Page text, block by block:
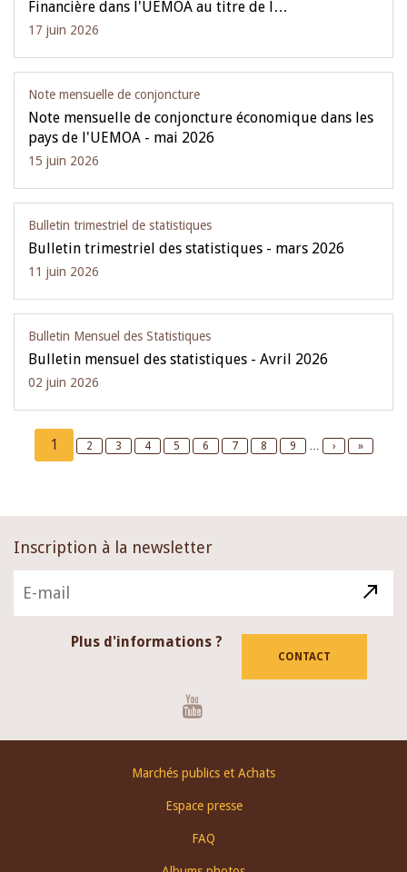
Financière dans l'UEMOA au titre de l…
17 juin 2026
Note mensuelle de conjoncture
Note mensuelle de conjoncture économique dans les
pays de l'UEMOA - mai 2026
15 juin 2026
Bulletin trimestriel de statistiques
Bulletin trimestriel des statistiques - mars 2026
11 juin 2026
Bulletin Mensuel des Statistiques
Bulletin mensuel des statistiques - Avril 2026
02 juin 2026
Pagination
Current
page
1 Page
2 Page
3 Page
4 Page
5 Page
6 Page
7 Page
8 Page
9 …
Next
›
Last
»
Inscription à la newsletter
Plus d'informations ?
CONTACT
Marchés publics et Achats
Espace presse
FAQ